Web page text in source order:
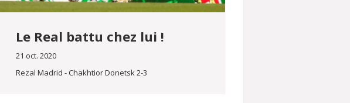
Le Real battu chez lui !
21 oct. 2020
Rezal Madrid - Chakhtior Donetsk 2-3